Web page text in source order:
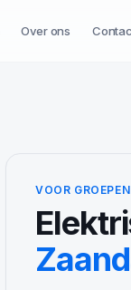
Over ons
VOOR